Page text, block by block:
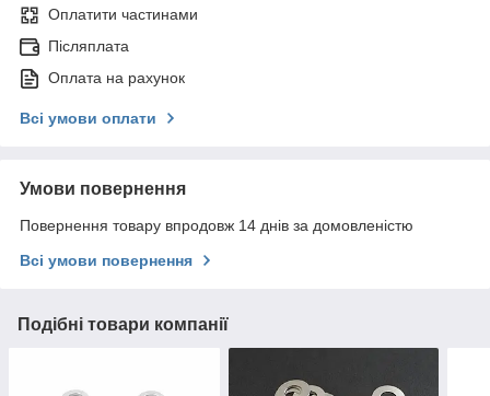
Оплатити частинами
Післяплата
Оплата на рахунок
Всі умови оплати
Умови повернення
Повернення товару впродовж 14 днів за домовленістю
Всі умови повернення
Подібні товари компанії